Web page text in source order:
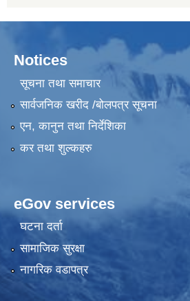
Notices
सूचना तथा समाचार
सार्वजनिक खरीद /बोलपत्र सूचना
एन, कानुन तथा निर्देशिका
कर तथा शुल्कहरु
eGov services
घटना दर्ता
सामाजिक सुरक्षा
नागरिक वडापत्र